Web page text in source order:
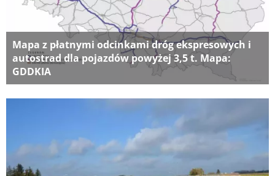
Mapa z płatnymi odcinkami dróg ekspresowych i
autostrad dla pojazdów powyżej 3,5 t. Mapa:
GDDKIA